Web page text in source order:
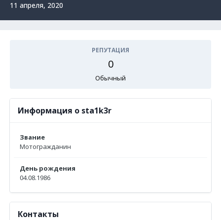
11 апреля, 2020
РЕПУТАЦИЯ
0
Обычный
Информация о sta1k3r
Звание
Мотогражданин
День рождения
04.08.1986
Контакты